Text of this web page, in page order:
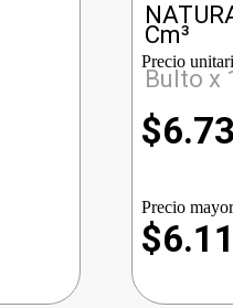
Cm³
Bulto x
Precio
$
Precio